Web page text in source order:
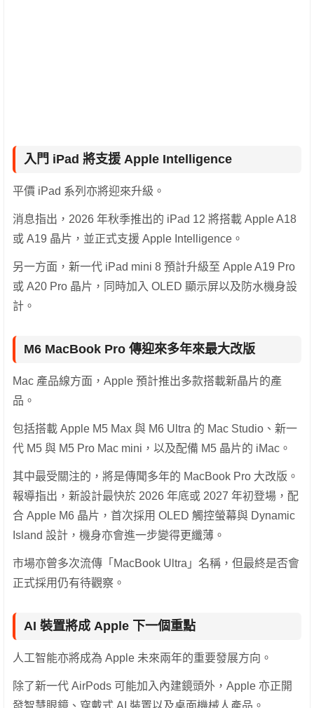
入門 iPad 將支援 Apple Intelligence
平價 iPad 系列亦將迎來升級。
消息指出，2026 年秋季推出的 iPad 12 將搭載 Apple A18
或 A19 晶片，並正式支援 Apple Intelligence。
另一方面，新一代 iPad mini 8 預計升級至 Apple A19 Pro
或 A20 Pro 晶片，同時加入 OLED 顯示屏以及防水機身設
計。
M6 MacBook Pro 傳迎來多年來最大改版
Mac 產品線方面，Apple 預計推出多款搭載新晶片的產
品。
包括搭載 Apple M5 Max 與 M6 Ultra 的 Mac Studio、新一
代 M5 與 M5 Pro Mac mini，以及配備 M5 晶片的 iMac。
其中最受關注的，將是傳聞多年的 MacBook Pro 大改版。
報導指出，新設計最快於 2026 年底或 2027 年初登場，配
合 Apple M6 晶片，首次採用 OLED 觸控螢幕與 Dynamic
Island 設計，機身亦會進一步變得更纖薄。
市場亦曾多次流傳「MacBook Ultra」名稱，但最終是否會
正式採用仍有待觀察。
AI 裝置將成 Apple 下一個重點
人工智能亦將成為 Apple 未來兩年的重要發展方向。
除了新一代 AirPods 可能加入內建鏡頭外，Apple 亦正開